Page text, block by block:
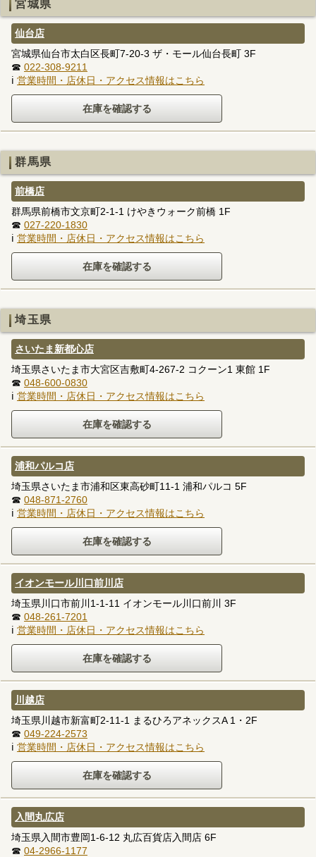
宮城県
仙台店
宮城県仙台市太白区長町7-20-3 ザ・モール仙台長町 3F
☎ 022-308-9211
ℹ 営業時間・店休日・アクセス情報はこちら
群馬県
前橋店
群馬県前橋市文京町2-1-1 けやきウォーク前橋 1F
☎ 027-220-1830
ℹ 営業時間・店休日・アクセス情報はこちら
埼玉県
さいたま新都心店
埼玉県さいたま市大宮区吉敷町4-267-2 コクーン1 東館 1F
☎ 048-600-0830
ℹ 営業時間・店休日・アクセス情報はこちら
浦和パルコ店
埼玉県さいたま市浦和区東高砂町11-1 浦和パルコ 5F
☎ 048-871-2760
ℹ 営業時間・店休日・アクセス情報はこちら
イオンモール川口前川店
埼玉県川口市前川1-1-11 イオンモール川口前川 3F
☎ 048-261-7201
ℹ 営業時間・店休日・アクセス情報はこちら
川越店
埼玉県川越市新富町2-11-1 まるひろアネックスA 1・2F
☎ 049-224-2573
ℹ 営業時間・店休日・アクセス情報はこちら
入間丸広店
埼玉県入間市豊岡1-6-12 丸広百貨店入間店 6F
☎ 04-2966-1177